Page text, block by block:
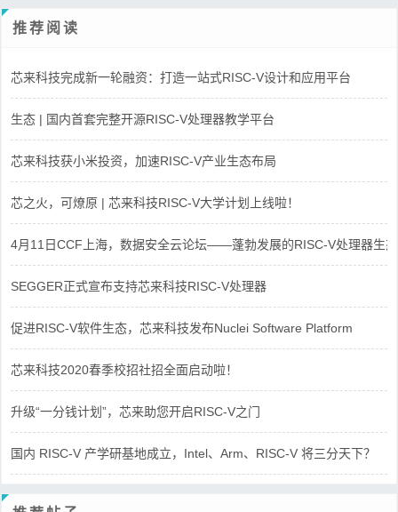
推荐阅读
芯来科技完成新一轮融资：打造一站式RISC-V设计和应用平台
生态 | 国内首套完整开源RISC-V处理器教学平台
芯来科技获小米投资，加速RISC-V产业生态布局
芯之火，可燎原 | 芯来科技RISC-V大学计划上线啦！
4月11日CCF上海，数据安全云论坛——蓬勃发展的RISC-V处理器生态
SEGGER正式宣布支持芯来科技RISC-V处理器
促进RISC-V软件生态，芯来科技发布Nuclei Software Platform
芯来科技2020春季校招社招全面启动啦！
升级“一分钱计划”，芯来助您开启RISC-V之门
国内 RISC-V 产学研基地成立，Intel、Arm、RISC-V 将三分天下？